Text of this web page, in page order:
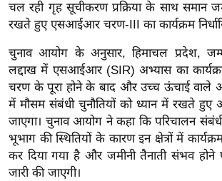
य
त
यं
ग
इं
डि
या
सा
हि
चल रही गृह सूचीकरण प्रक्रिया के साथ समान
रखते हुए एसआईआर चरण-III का कार्यक्रम
चुनाव आयोग के अनुसार, हिमाचल प्रदेश,
लद्दाख में एसआईआर (SIR) अभ्यास का
चरण के पूरा होने के बाद और उच्च ऊंचाई वाले और
में मौसम संबंधी चुनौतियों को ध्यान में रखते हुए
जाएगा। चुनाव आयोग ने कहा कि परिचालन
भूभाग की स्थितियों के कारण इन क्षेत्रों में
कर दिया गया है और जमीनी तैनाती संभव होने
जारी की जाएगी।